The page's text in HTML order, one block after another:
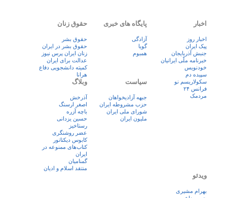
اخبار
اخبار روز
پيک ايران
جنبش آذربایجان
خبرنامه ملّی ایرانیان
خودنویس
سپیده دم
سکولاریسم نو
فرانس ۲۴
مردمک
پایگاه های خبری
آزادگی
گویا
همبوم
حقوق زنان
حقوق بشر
حقوق بشر در ایران
زنان ايران پرس نيوز
عدالت برای ایران
کمیته دانشجویی دفاع
هرانا
سیاست
جبهه آزادیخواهان
حزب مشروطه ایران
شورای ملی ایران
ملیون ایران
وبلاگ
آذرخش
اصغر ارسنگ
باچه آزره
حسین یزدانی
رستاخیز
عضر روشنگری
کابوس دیکتاتور
کتاب‌های ممنوعه در
ایران
گمنامیان
منتقد اسلام و ادیان
ویدئو
بهرام مشیری